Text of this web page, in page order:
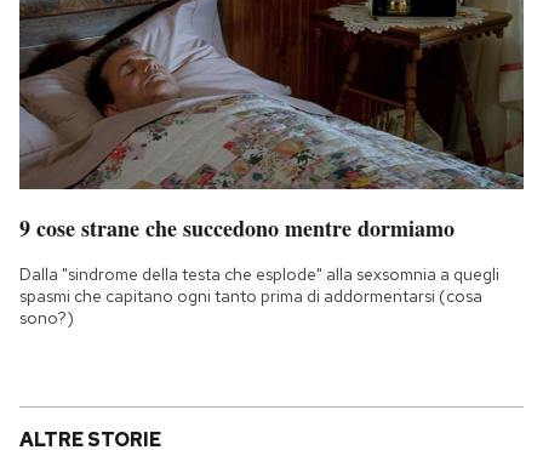
9 cose strane che succedono mentre dormiamo
Dalla "sindrome della testa che esplode" alla sexsomnia a quegli
spasmi che capitano ogni tanto prima di addormentarsi (cosa
sono?)
ALTRE STORIE